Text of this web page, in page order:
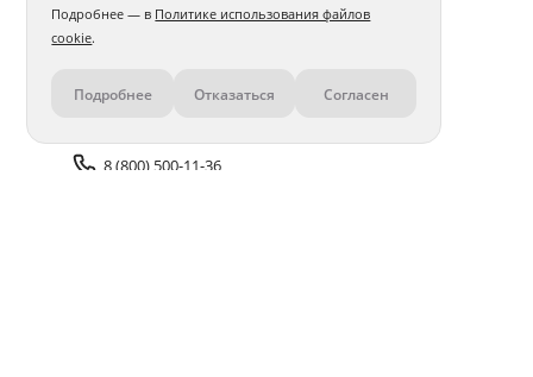
Контакты
8 (800) 500-11-36
Подробнее — в Политике использования файлов
cookie.
Подробнее Отказаться Согласен